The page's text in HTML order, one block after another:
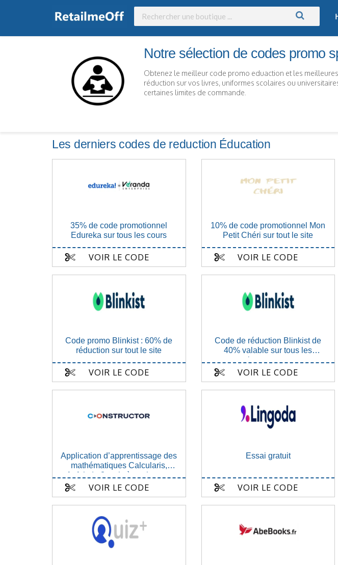
Notre sélection de codes promo
Obtenez le meilleur code promo eduaction et les
réduction sur vos livres, uniformes scolaires ou
certaines limites de commande.
Les derniers codes de reduction Éducation
35% de code promotionnel
Edureka sur tous les cours
VOIR LE CODE
10% de code promotionnel Mon
Petit Chéri sur tout le site
VOIR LE CODE
Code promo Blinkist : 60% de
réduction sur tout le site
VOIR LE CODE
Code de réduction Blinkist de
40% valable sur tous les
abonnements
VOIR LE CODE
Application d’apprentissage des
mathématiques Calcularis,
forfait de 3 mois à seulement
98,97 €
VOIR LE CODE
Essai gratuit
VOIR LE CODE